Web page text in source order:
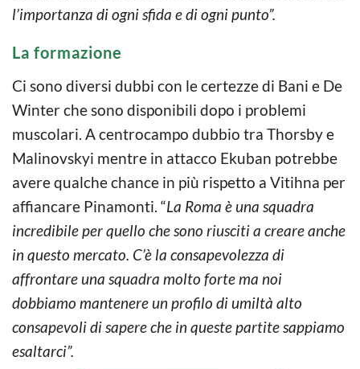
l’importanza di ogni sfida e di ogni punto”.
La formazione
Ci sono diversi dubbi con le certezze di Bani e De
Winter che sono disponibili dopo i problemi
muscolari. A centrocampo dubbio tra Thorsby e
Malinovskyi mentre in attacco Ekuban potrebbe
avere qualche chance in più rispetto a Vitihna per
affiancare Pinamonti. “La Roma è una squadra
incredibile per quello che sono riusciti a creare anche
in questo mercato. C’è la consapevolezza di
affrontare una squadra molto forte ma noi
dobbiamo mantenere un profilo di umiltà alto
consapevoli di sapere che in queste partite sappiamo
esaltarci”.